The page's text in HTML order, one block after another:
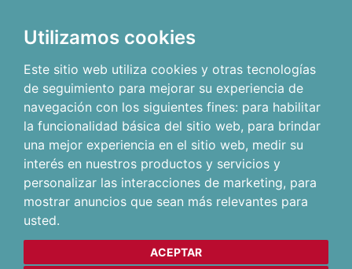
Utilizamos cookies
Este sitio web utiliza cookies y otras tecnologías
de seguimiento para mejorar su experiencia de
navegación con los siguientes fines: para habilitar
la funcionalidad básica del sitio web, para brindar
una mejor experiencia en el sitio web, medir su
interés en nuestros productos y servicios y
personalizar las interacciones de marketing, para
mostrar anuncios que sean más relevantes para
usted.
ACEPTAR